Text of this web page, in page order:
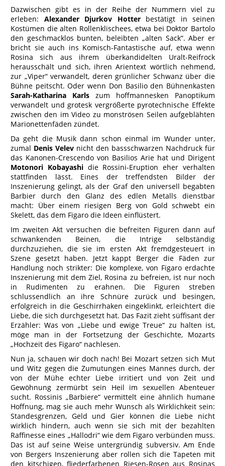
Dazwischen gibt es in der Reihe der Nummern viel zu
erleben: Alexander Djurkov Hotterbestätigt in seinen
Kostümen die alten Rollenklischees, etwa bei Doktor Bartolo
den geschmacklos bunten, beleibten „alten Sack“. Aber er
bricht sie auch ins Komisch-Fantastische auf, etwa wenn
Rosina sich aus ihrem überkandidelten Uralt-Reifrock
herausschält und sich, ihren Arientext wörtlich nehmend,
zur „Viper“ verwandelt, deren grünlicher Schwanz über die
Bühne peitscht. Oder wenn Don Basilio den Bühnenkasten
Sarah-Katharina Karls zum hoffmannesken Panoptikum
verwandelt und grotesk vergrößerte pyrotechnische Effekte
zwischen den im Video zu monströsen Seilen aufgeblähten
Marionettenfäden zündet.
Da geht die Musik dann schon einmal im Wunder unter,
zumal Denis Velev nicht den bassschwarzen Nachdruck für
das Kanonen-Crescendo von Basilios Arie hat und Dirigent
Motonori Kobayashidie Rossini-Eruption eher verhalten
stattfinden lässt. Eines der treffendsten Bilder der
Inszenierung gelingt, als der Graf den universell begabten
Barbier durch den Glanz des edlen Metalls dienstbar
macht: Über einem riesigen Berg von Gold schwebt ein
Skelett, das dem Figaro die Ideen einflüstert.
Im zweiten Akt versuchen die befreiten Figuren dann auf
schwankenden Beinen, die Intrige selbständig
durchzuziehen, die sie im ersten Akt fremdgesteuert in
Szene gesetzt haben. Jetzt kappt Berger die Fäden zur
Handlung noch strikter: Die komplexe, von Figaro erdachte
Inszenierung mit dem Ziel, Rosina zu befreien, ist nur noch
in Rudimenten zu erahnen. Die Figuren streben
schlussendlich an ihre Schnüre zurück und besingen,
erfolgreich in die Geschirrhaken eingeklinkt, erleichtert die
Liebe, die sich durchgesetzt hat. Das Fazit zieht süffisant der
Erzähler: Was von „Liebe und ewige Treue“ zu halten ist,
möge man in der Fortsetzung der Geschichte, Mozarts
„Hochzeit des Figaro“ nachlesen.
Nun ja, schauen wir doch nach! Bei Mozart setzen sich Mut
und Witz gegen die Zumutungen eines Mannes durch, der
von der Mühe echter Liebe irritiert und von Zeit und
Gewöhnung zermürbt sein Heil im sexuellen Abenteuer
sucht. Rossinis „Barbiere“ vermittelt eine ähnlich humane
Hoffnung, mag sie auch mehr Wunsch als Wirklichkeit sein:
Standesgrenzen, Geld und Gier können die Liebe nicht
wirklich hindern, auch wenn sie sich mit der bezahlten
Raffinesse eines „Hallodri“ wie dem Figaro verbünden muss.
Das ist auf seine Weise untergründig subversiv. Am Ende
von Bergers Inszenierung aber rollen sich die Tapeten mit
den kitschigen, fliederfarbenen Riesen-Rosen aus Rosinas